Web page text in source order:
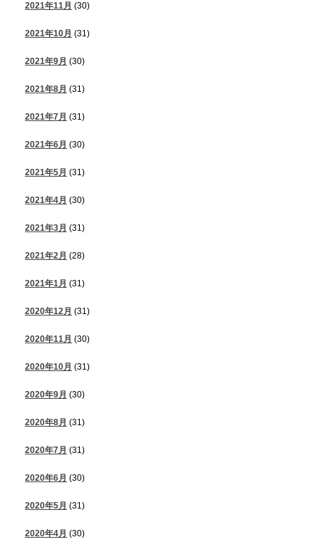
2021年11月 (30)
2021年10月 (31)
2021年9月 (30)
2021年8月 (31)
2021年7月 (31)
2021年6月 (30)
2021年5月 (31)
2021年4月 (30)
2021年3月 (31)
2021年2月 (28)
2021年1月 (31)
2020年12月 (31)
2020年11月 (30)
2020年10月 (31)
2020年9月 (30)
2020年8月 (31)
2020年7月 (31)
2020年6月 (30)
2020年5月 (31)
2020年4月 (30)